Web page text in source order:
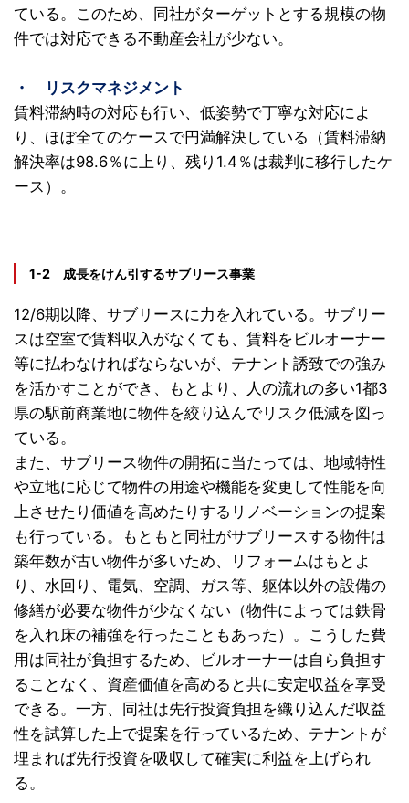
ている。このため、同社がターゲットとする規模の物
件では対応できる不動産会社が少ない。
・ リスクマネジメント
賃料滞納時の対応も行い、低姿勢で丁寧な対応によ
り、ほぼ全てのケースで円満解決している（賃料滞納
解決率は98.6％に上り、残り1.4％は裁判に移行したケ
ース）。
1-2 成長をけん引するサブリース事業
12/6期以降、サブリースに力を入れている。サブリー
スは空室で賃料収入がなくても、賃料をビルオーナー
等に払わなければならないが、テナント誘致での強み
を活かすことができ、もとより、人の流れの多い1都3
県の駅前商業地に物件を絞り込んでリスク低減を図っ
ている。
また、サブリース物件の開拓に当たっては、地域特性
や立地に応じて物件の用途や機能を変更して性能を向
上させたり価値を高めたりするリノベーションの提案
も行っている。もともと同社がサブリースする物件は
築年数が古い物件が多いため、リフォームはもとよ
り、水回り、電気、空調、ガス等、躯体以外の設備の
修繕が必要な物件が少なくない（物件によっては鉄骨
を入れ床の補強を行ったこともあった）。こうした費
用は同社が負担するため、ビルオーナーは自ら負担す
ることなく、資産価値を高めると共に安定収益を享受
できる。一方、同社は先行投資負担を織り込んだ収益
性を試算した上で提案を行っているため、テナントが
埋まれば先行投資を吸収して確実に利益を上げられ
る。